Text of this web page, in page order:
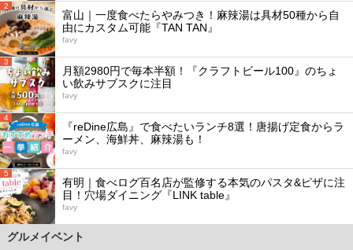
2
富山｜一度食べたらやみつき！麻辣湯は具材50種から自
由にカスタム可能『TAN TAN』
favy
3
月額2980円で毎本半額！『クラフトビール100』のちょ
い飲みサブスクに注目
favy
4
『reDine広島』で食べたいランチ8選！唐揚げ定食からラ
ーメン、海鮮丼、麻辣湯も！
favy
5
有明｜食べログ百名店が監修する本気のパスタ&ピザに注
目！穴場ダイニング『LINK table』
favy
グルメイベント